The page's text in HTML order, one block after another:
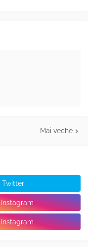
Mai veche
Twitter
Instagram
Instagram